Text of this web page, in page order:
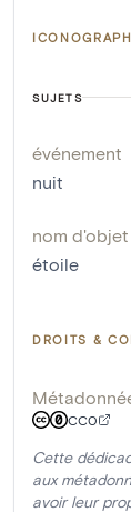
SUJETS
événement
nuit
nom d'objet
étoile
DROITS &
CC0
Cette
aux
avoir leur